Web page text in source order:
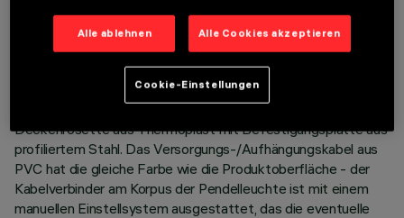
patentierten Technologie des optischen Systems ist trotz
der kompakten Leuchtenabmessungen ein effizienter
Lichtfluss und hoher Sehkomfort gewährleistet.
Hochauflösungsreflektoren Opti-Beam aus metallisiertem
Thermoplast. Korpus aus stranggepresstem Aluminium -
Technikkorpus für die Wärmeableitung aus Zamakdruckguss.
Deckenrosette aus Thermoplast mit Befestigungsplatte aus
profiliertem Stahl. Das Versorgungs-/Aufhängungskabel aus
PVC hat die gleiche Farbe wie die Produktoberfläche - der
Kabelverbinder am Korpus der Pendelleuchte ist mit einem
manuellen Einstellsystem ausgestattet, das die eventuelle
Alle ablehnen Alle Cookies akzeptieren
Cookie-Einstellungen